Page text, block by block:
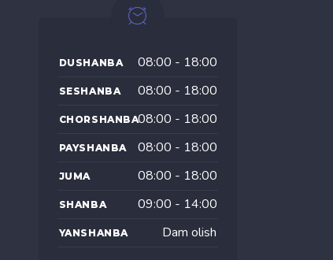
DUSHANBA 08:00 - 18:00
SESHANBA 08:00 - 18:00
CHORSHANBA08:00 - 18:00
PAYSHANBA 08:00 - 18:00
JUMA 08:00 - 18:00
SHANBA 09:00 - 14:00
YANSHANBA Dam olish